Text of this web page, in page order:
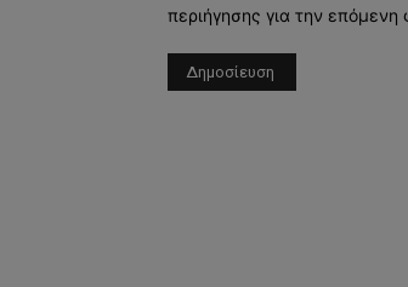
περιήγησης για την